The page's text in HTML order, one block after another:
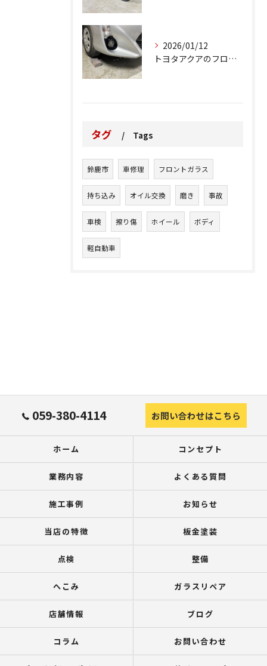
2026/01/12
トヨタアクアのフロントバンパーの右下側を縁石にぶつけてできた...
タグ Tags
鈴鹿市 車修理 フロントガラス
持ち込み オイル交換 磨き 事故
車検 擦り傷 ホイール ボディ
軽自動車
059-380-4114 お問い合わせはこちら
ホーム コンセプト
業務内容 よくある質問
施工事例 お知らせ
当店の特徴 板金塗装
点検 整備
へこみ ガラスリペア
店舗情報 ブログ
コラム お問い合わせ